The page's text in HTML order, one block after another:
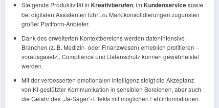
Steigende Produktivität in Kreativberufen, im Kundenservicesowie
bei digitalen Assistenten führt zu Marktkonsolidierungen zugunsten
großer Plattform-Anbieter.
Dank des erweiterten Kontextbereichs werden datenintensive
Branchen (z. B. Medizin- oder Finanzwesen) erheblich profitieren –
vorausgesetzt, Compliance und Datenschutz können gewährleistet
werden.
Mit der verbesserten emotionalen Intelligenz steigt die Akzeptanz
von KI-gestützter Kommunikation in sensiblen Bereichen, aber auch
die Gefahr des „Ja-Sager“-Effekts mit möglichen Fehlinformationen.